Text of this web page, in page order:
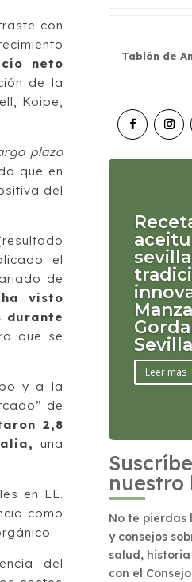
con
neto
de la
Koipe,
plazo
que en
del
el
de
visto
durante
que se
y a la
de
2,8
una
en EE.
como
del
Tablón de
Sevilla
Leer más
nuestro
No te pierdas
y consejos
salud,
con el